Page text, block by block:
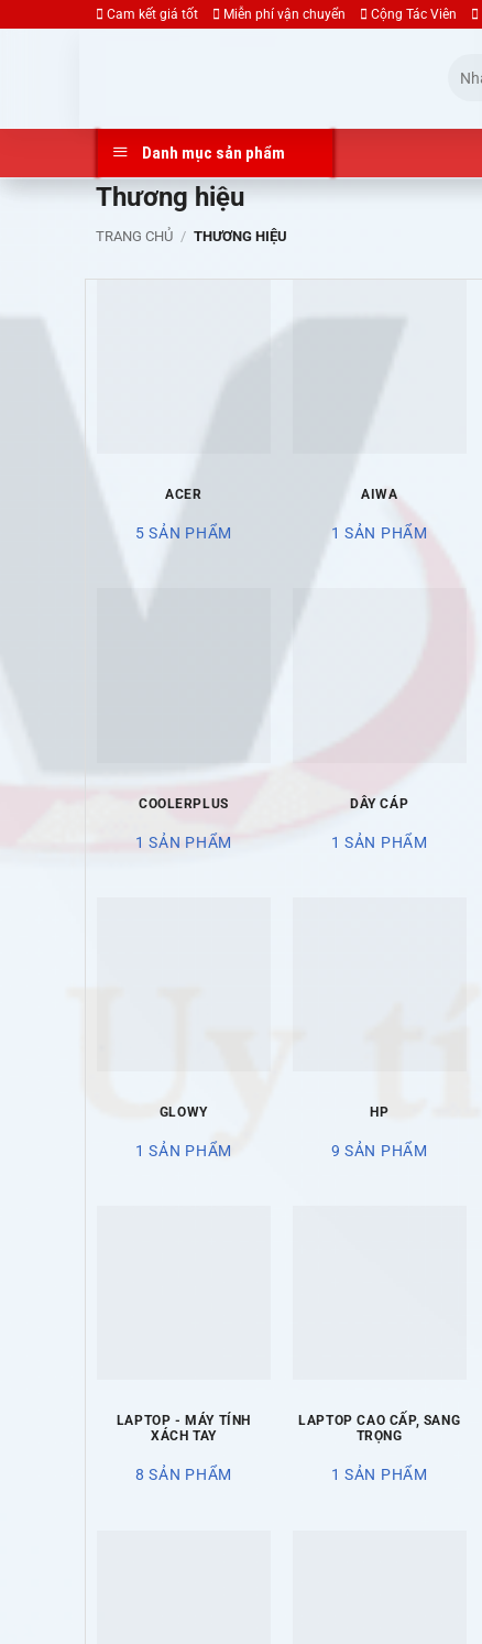
Cam kết giá tốt Miễn phí vận chuyển Cộng Tác Viên
kiếm:
Danh mục sản phẩm
Thương hiệu
TRANG CHỦ / THƯƠNG HIỆU
ACER
5 SẢN PHẨM
AIWA
1 SẢN PHẨM
COOLERPLUS
1 SẢN PHẨM
DÂY CÁP
1 SẢN PHẨM
GLOWY
1 SẢN PHẨM
HP
9 SẢN PHẨM
LAPTOP - MÁY TÍNH
XÁCH TAY
8 SẢN PHẨM
LAPTOP CAO CẤP, SANG
TRỌNG
1 SẢN PHẨM